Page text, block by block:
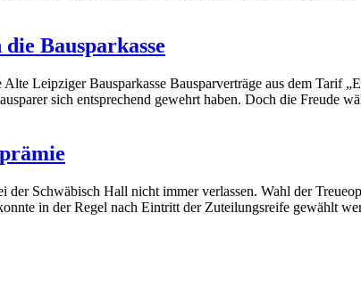
Bausparkasse
Leipziger Bausparkasse Bausparverträge aus dem Tarif
sich entsprechend gewehrt haben. Doch die Freude
Schwäbisch Hall nicht immer verlassen. Wahl der
in der Regel nach Eintritt der Zuteilungsreife gewählt